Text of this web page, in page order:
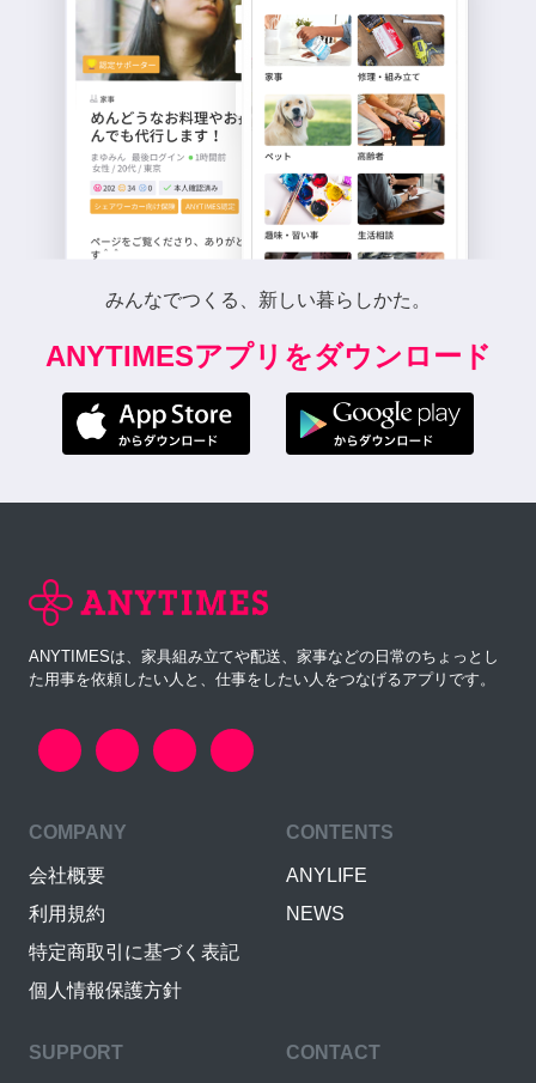
みんなでつくる、新しい暮らしかた。
ANYTIMESアプリをダウンロード
ANYTIMESは、家具組み立てや配送、家事などの日常のちょっとし
た用事を依頼したい人と、仕事をしたい人をつなげるアプリです。
COMPANY
会社概要
利用規約
特定商取引に基づく表記
個人情報保護方針
CONTENTS
ANYLIFE
NEWS
SUPPORT CONTACT